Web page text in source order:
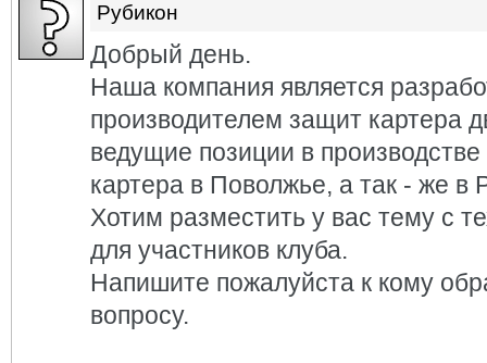
Рубикон
Добрый день.
Наша компания является
производителем защит картера
ведущие позиции в
картера в Поволжье, а так - же в
Хотим разместить у вас тему с
для участников клуба.
Напишите пожалуйста к кому
вопросу.